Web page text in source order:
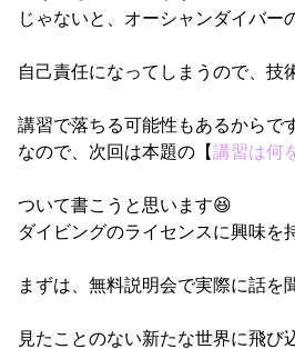
じゃないと、オーシャンダイバー
自己責任になってしまうので、技
講習で落ちる可能性もあるからで
なので、次回は本題の【講習は何
ついて書こうと思います😆
ダイビングのライセンスに興味を
まずは、無料説明会で実際に話を
見たことのない新たな世界に飛び